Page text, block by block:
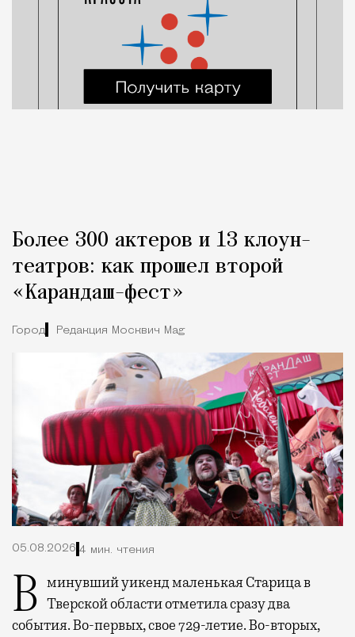
Более 300 актеров и 13 клоун-
театров: как прошел второй
«Карандаш-фест»
Город Редакция Москвич Mag
05.08.2026 4 мин. чтения
В минувший уикенд маленькая Старица в Тверской области отметила сразу два
события. Во-первых, свое 729-летие. Во-вторых,